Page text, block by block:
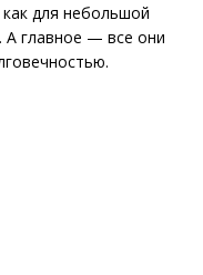
для небольшой
А главное — все они